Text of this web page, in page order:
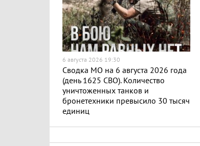
6 августа 2026 19:30
Сводка МО на 6 августа 2026 года
(день 1625 СВО). Количество
уничтоженных танков и
бронетехники превысило 30 тысяч
единиц